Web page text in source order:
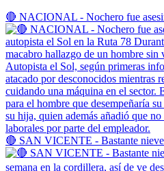
🔴 NACIONAL - Nochero fue
🔴 SAN VICENTE - Bastante